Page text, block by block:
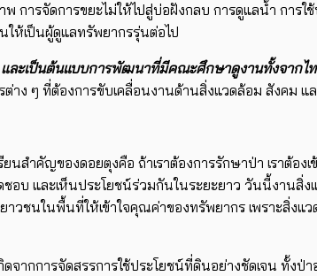
รจัดการขยะไม่ให้ไปสู่บ่อฝังกลบ การดูแลน้ำ การ
ให้เป็นผู้ดูแลทรัพยากรรุ่นต่อไป
ละเป็นต้นแบบการพัฒนาที่มีคณะศึกษาดูงานทั้งจากไ
ง ๆ ที่ต้องการขับเคลื่อนงานด้านสิ่งแวดล้อม สังคม
ยนสำคัญของดอยตุงคือ ถ้าเราต้องการรักษาป่า เราต้อ
บ และเห็นประโยชน์ร่วมกันในระยะยาว วันนี้งาน
ชนในพื้นที่ให้เข้าใจคุณค่าของทรัพยากร เพราะสิ่งแ
จากการจัดสรรการใช้ประโยชน์ที่ดินอย่างชัดเจน ทั้ง